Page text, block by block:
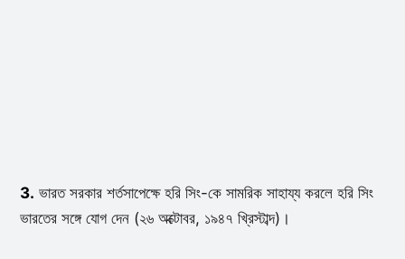
3. ভারত সরকার শর্তসাপেক্ষে হরি সিং-কে সামরিক সাহায্য করলে হরি সিং
ভারতের সঙ্গে যোগ দেন (২৬ অক্টোবর, ১৯৪৭ খ্রিস্টাব্দ)।